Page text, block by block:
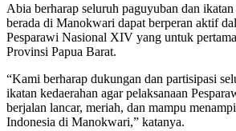
Abia berharap seluruh paguyuban dan
berada di Manokwari dapat berperan aktif
Pesparawi Nasional XIV yang untuk
Provinsi Papua Barat.
“Kami berharap dukungan dan partisipasi
ikatan kedaerahan agar pelaksanaan
berjalan lancar, meriah, dan mampu
Indonesia di Manokwari,” katanya.